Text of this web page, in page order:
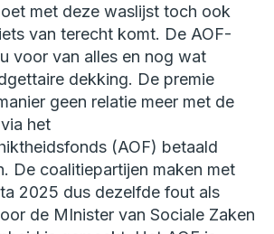
met deze waslijst toch ook
van terecht komt. De AOF-
voor van alles en nog wat
dekking. De premie
geen relatie meer met de
het
(AOF) betaald
De coalitiepartijen maken met
2025 dus dezelfde fout als
de MInister van Sociale Zaken